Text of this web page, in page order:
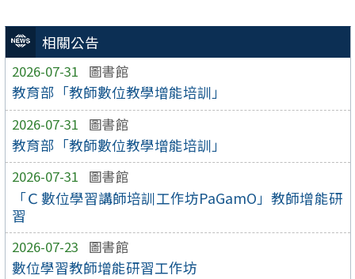
相關公告
2026-07-31 圖書館
教育部「教師數位教學增能培訓」
2026-07-31 圖書館
教育部「教師數位教學增能培訓」
2026-07-31 圖書館
「Ｃ數位學習講師培訓工作坊PaGamO」教師增能研
習
2026-07-23 圖書館
數位學習教師增能研習工作坊